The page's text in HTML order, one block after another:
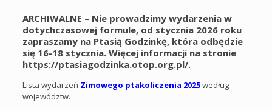
ARCHIWALNE – Nie prowadzimy wydarzenia w
dotychczasowej formule, od stycznia 2026 roku
zapraszamy na Ptasią Godzinkę, która odbędzie
się 16-18 stycznia. Więcej informacji na stronie
https://ptasiagodzinka.otop.org.pl/.
Lista wydarzeń Zimowego ptakoliczenia 2025według
województw.